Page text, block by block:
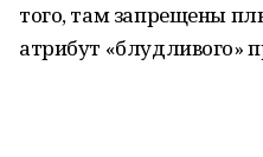
того, там запрещены
атрибут «блудливого»